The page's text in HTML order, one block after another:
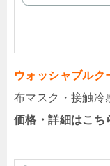
ウォッシャブルク
布マスク・接触冷
価格・詳細はこ